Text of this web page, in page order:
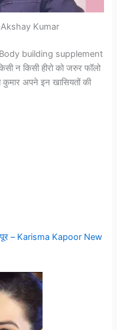
Kumar
Body building supplement
न किसी हीरो को जरुर फॉलो
कुमार अपने इन खासियतों की
– Karisma Kapoor New